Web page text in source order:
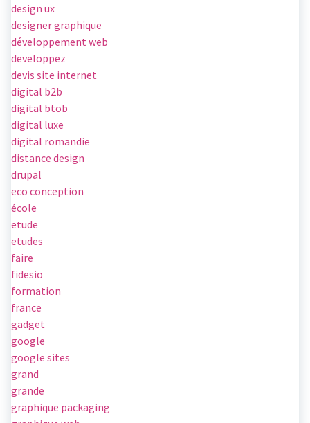
design ux
designer graphique
développement web
developpez
devis site internet
digital b2b
digital btob
digital luxe
digital romandie
distance design
drupal
eco conception
école
etude
etudes
faire
fidesio
formation
france
gadget
google
google sites
grand
grande
graphique packaging